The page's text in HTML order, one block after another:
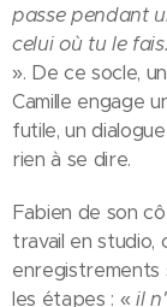
passe pendant
celui où tu le
». De ce socle,
Camille engage
futile, un
rien à se dire.
Fabien de son
travail en studio,
enregistrements
les étapes : «il